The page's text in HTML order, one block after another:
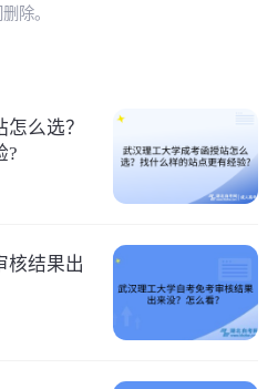
除。
么选？
?
核结果出